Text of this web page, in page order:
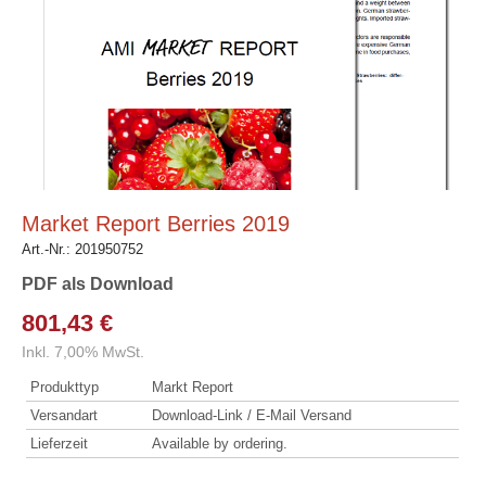
Market Report Berries 2019
Art.-Nr.: 201950752
PDF als Download
801,43 €
Inkl. 7,00% MwSt.
Produkttyp
Markt Report
Versandart
Download-Link / E-Mail Versand
Lieferzeit
Available by ordering.